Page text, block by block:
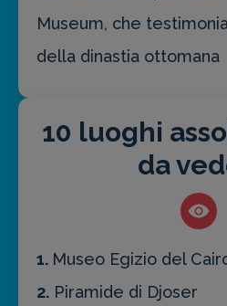
Museum, che
della dinastia ottomana
10 luoghi
da
1. Museo Egizio del
2. Piramide di Djoser